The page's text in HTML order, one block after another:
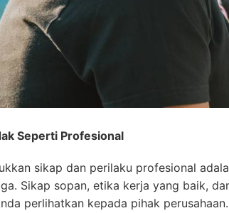
Seperti Profesional
sikap dan perilaku profesional
Sikap sopan, etika kerja yang baik,
perlihatkan kepada pihak